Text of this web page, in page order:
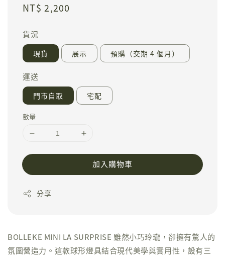
Regular
NT$ 2,200
貨況
現貨 展示 預購（交期 4 個月）
運送
門市自取 宅配
數量
加入購物車
分享
BOLLEKE MINI LA SURPRISE 雖然小巧玲瓏，卻擁有驚人的
氛圍營造力。這款球形燈具結合現代美學與實用性，設有三